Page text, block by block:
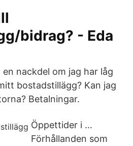
bidrag? - Eda
nackdel om jag har låg
bostadstillägg? Kan jag
Betalningar.
Öppettider i …
Förhållanden som